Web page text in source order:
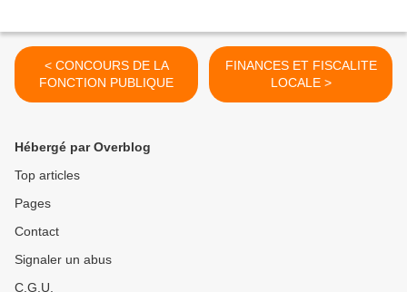
< CONCOURS DE LA
FONCTION PUBLIQUE
FINANCES ET FISCALITE
LOCALE >
Hébergé par Overblog
Top articles
Pages
Contact
Signaler un abus
C.G.U.